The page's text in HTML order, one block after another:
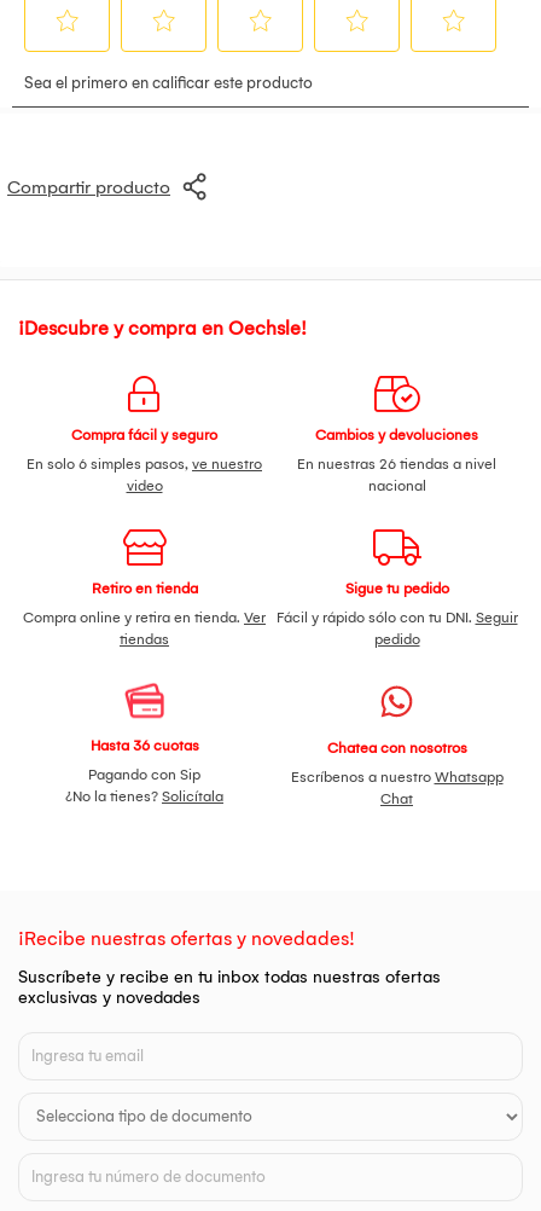
Ofrecemos una garantía de 1 año por defectos de
fabricación. El producto se entrega completamente
en las imágenes no están incluidas.
Producto no está sujeto a cancelaciones y devoluciones.
Compartir producto
¡Descubre y compra en Oechsle!
Compra fácil y seguro
En solo 6 simples pasos, ve nuestro
video
Cambios y devoluciones
En nuestras 26 tiendas a nivel
nacional
Retiro en tienda
Compra online y retira en tienda. Ver
tiendas
Sigue tu pedido
Fácil y rápido sólo con tu DNI. Seguir
pedido
Hasta 36 cuotas
Pagando con Sip
¿No la tienes? Solicítala
Chatea con nosotros
Escríbenos a nuestro Whatsapp
Chat
¡Recibe nuestras ofertas y novedades!
Suscríbete y recibe en tu inbox todas nuestras ofertas
exclusivas y novedades